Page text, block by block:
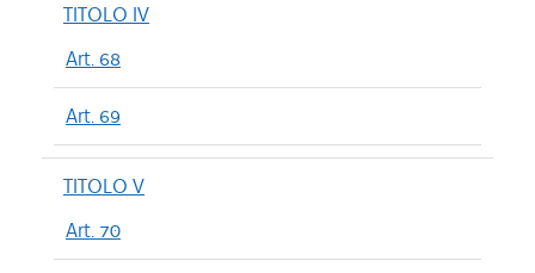
TITOLO IV
Art. 68
Art. 69
TITOLO V
Art. 70